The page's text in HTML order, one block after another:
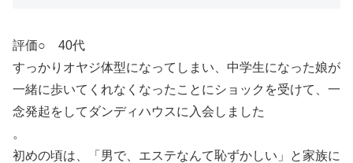
評価○ 40代
すっかりオヤジ体型になってしまい、中学生になった娘が
一緒に歩いてくれなくなったことにショックを受けて、一
念発起をしてダンディハウスに入会しました
。
初めの頃は、「男で、エステなんて恥ずかしい」と家族に